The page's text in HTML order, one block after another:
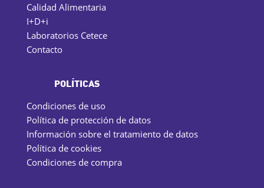
Calidad Alimentaria
I+D+i
Laboratorios Cetece
Contacto
POLÍTICAS
Condiciones de uso
Política de protección de datos
Información sobre el tratamiento de datos
Política de cookies
Condiciones de compra